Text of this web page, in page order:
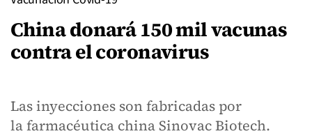
China donará 150 mil vacunas
contra el coronavirus
Las inyecciones son fabricadas por
la farmacéutica china Sinovac Biotech.